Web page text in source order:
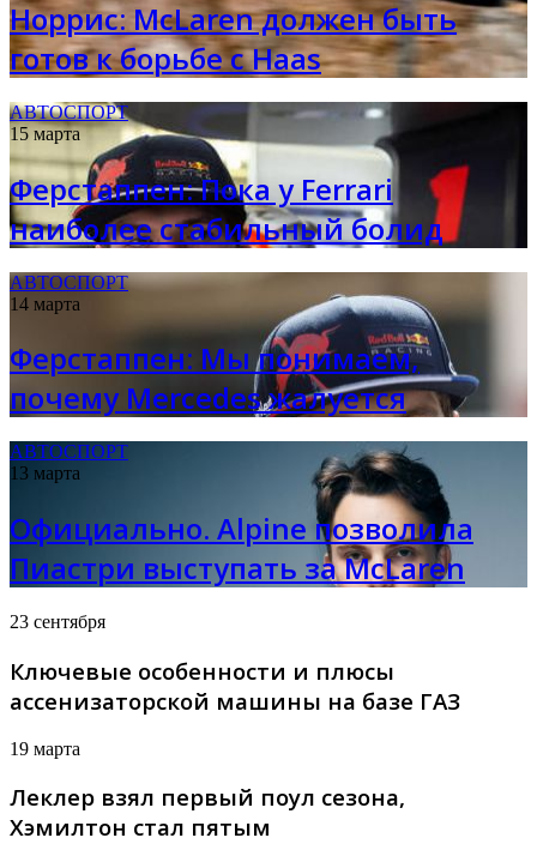
Норрис: McLaren должен быть
готов к борьбе с Haas
АВТОСПОРТ
15 марта
Ферстаппен: Пока у Ferrari
наиболее стабильный болид
АВТОСПОРТ
14 марта
Ферстаппен: Мы понимаем,
почему Mercedes жалуется
АВТОСПОРТ
13 марта
Официально. Alpine позволила
Пиастри выступать за McLaren
23 сентября
Ключевые особенности и плюсы
ассенизаторской машины на базе ГАЗ
19 марта
Леклер взял первый поул сезона,
Хэмилтон стал пятым